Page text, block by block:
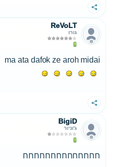
שתף
ReVoLT
גורו
ma ata dafok ze aroh midai
שתף
BigiD
ג'וניור
חחחחחחחחחחחחחח